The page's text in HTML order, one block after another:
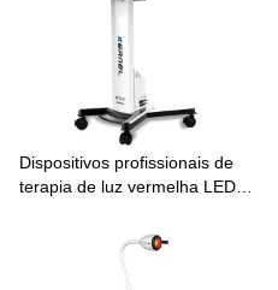
Dispositivos profissionais de
terapia de luz vermelha LED